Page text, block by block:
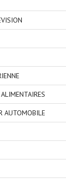
AUTOMOBILE